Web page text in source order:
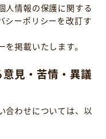
人情報の保護に関する
シーポリシーを改訂す
掲載いたします。
見・苦情・異議
合わせについては、以